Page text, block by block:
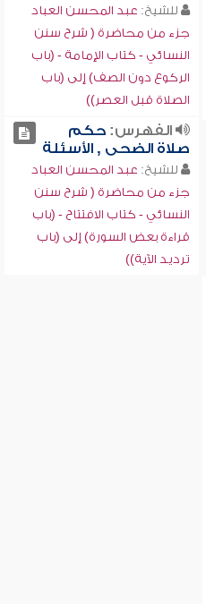
للشيخ: عبد المحسن العباد
جزء من محاضرة ( شرح سنن
النسائي - كتاب الإمامة - (باب
الركوع دون الصف) إلى (باب
الصلاة قبل العصر))
الفهرس:حكم
صلاة الضحى , الأسئلة
للشيخ: عبد المحسن العباد
جزء من محاضرة ( شرح سنن
النسائي - كتاب الافتتاح - (باب
قراءة بعض السورة) إلى (باب
ترديد الآية))